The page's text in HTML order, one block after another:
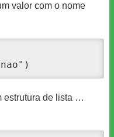
valor com o nome
estrutura de lista …